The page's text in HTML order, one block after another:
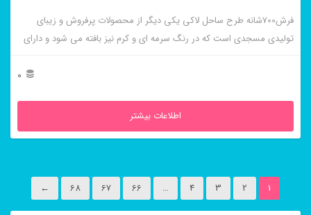
فرش700شانه طرح ساحل لاکی یکی دیگر از محصولات پرفروش و زیبای
تولیدی مسجدی است که در رنگ سرمه ای و کرم نیز بافته می شود و دارای
0
اطلاعات بیشتر
1
2
3
4
…
66
67
68
←